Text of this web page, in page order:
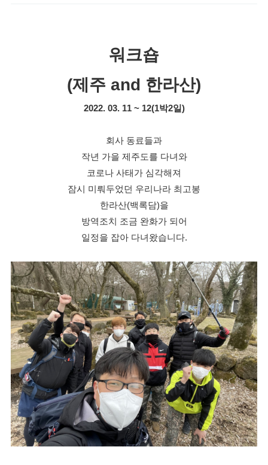
워크숍
(제주 and 한라산)
2022. 03. 11 ~ 12(1박2일)
회사 동료들과
작년 가을 제주도를 다녀와
코로나 사태가 심각해져
잠시 미뤄두었던 우리나라 최고봉
한라산(백록담)을
방역조치 조금 완화가 되어
일정을 잡아 다녀왔습니다.